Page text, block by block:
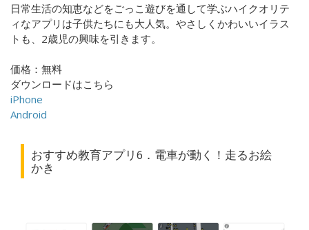
日常生活の知恵などをごっこ遊びを通して学ぶハイクオリテ
ィなアプリは子供たちにも大人気。やさしくかわいいイラス
トも、2歳児の興味を引きます。
価格：無料
ダウンロードはこちら
iPhone
Android
おすすめ教育アプリ6．電車が動く！走るお絵
かき